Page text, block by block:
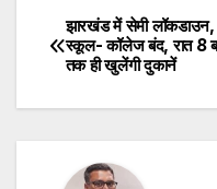
Post
navigation
झारखंड में सेमी लॉकडाउन,
स्कूल- कॉलेज बंद, रात 8
तक ही खुलेंगी दुकानें